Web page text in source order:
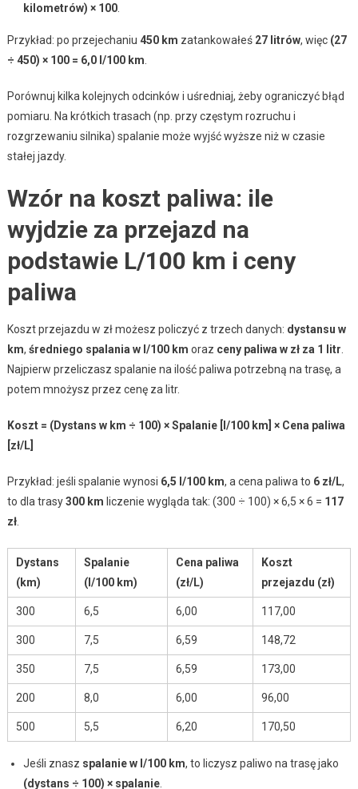
kilometrów) × 100.
Przykład: po przejechaniu 450 km zatankowałeś 27 litrów, więc (27
÷ 450) × 100 = 6,0 l/100 km
Porównuj kilka kolejnych odcinków i uśredniaj, żeby ograniczyć błąd
pomiaru. Na krótkich trasach (np. przy częstym rozruchu i
rozgrzewaniu silnika) spalanie może wyjść wyższe niż w czasie
stałej jazdy.
Wzór na koszt paliwa: ile
wyjdzie za przejazd na
podstawie L/100 km i ceny
paliwa
Koszt przejazdu w zł możesz policzyć z trzech danych: dystansu w
km, średniego spalania w l/100 km oraz ceny paliwa w zł za 1 litr
Najpierw przeliczasz spalanie na ilość paliwa potrzebną na trasę, a
potem mnożysz przez cenę za litr.
Koszt = (Dystans w km ÷ 100) × Spalanie [l/100 km] × Cena paliwa
[zł/L]
Przykład: jeśli spalanie wynosi 6,5 l/100 km, a cena paliwa to 6 zł/L,
to dla trasy300 km liczenie wygląda tak: (300 ÷ 100) × 6,5 × 6 = 117
zł.
Dystans
(km)
Spalanie
(l/100 km)
Cena paliwa
(zł/L)
Koszt
przejazdu (zł)
300 6,5 6,00 117,00
300 7,5 6,59 148,72
350 7,5 6,59 173,00
200 8,0 6,00 96,00
500 5,5 6,20 170,50
Jeśli znasz spalanie w l/100 km, to liczysz paliwo na trasę jako
(dystans ÷ 100) × spalanie.